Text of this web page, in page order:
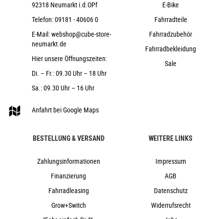
Race Face ERA 35
ACID Disrupt, Soft Compound
ACROS AZF-675, ICR (Integrated Cable
Routing), Top Zero-Stack 1 1/2" (ZS 56mm), Bottom Zero-
Stack 1 1/2" (ZS 56mm), Fiber Inserts for Angle Adjustment,
Fox Transfer Factory 31.6mm, Kashima
Coated
ACID Venec EMTB Trail 140
galaxy´n´orange
Cube
e-Bike, Fully, Mountainbike
92318 Neumarkt i.d.OPf
Telefon:09181 - 40606 0
E-Mail:webshop@cube-store-
neumarkt.de
Hier unsere Öffnungszeiten:
Di. – Fr.: 09.30 Uhr – 18 Uhr
Sa.: 09.30 Uhr – 16 Uhr
Anfahrt bei Google Maps
E-Bike
Fahrradteile
Fahrradzubehör
Fahrradbekleidung
Sale
BESTELLUNG & VERSAND
Zahlungsinformationen
Finanzierung
Fahrradleasing
Grow+Switch
WEITERE LINKS
Impressum
AGB
Datenschutz
Widerrufsrecht